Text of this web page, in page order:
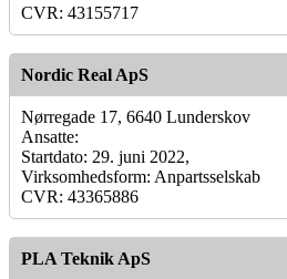
CVR: 43155717
Nordic Real ApS
Nørregade 17, 6640 Lunderskov
Ansatte:
Startdato: 29. juni 2022,
Virksomhedsform: Anpartsselskab
CVR: 43365886
PLA Teknik ApS